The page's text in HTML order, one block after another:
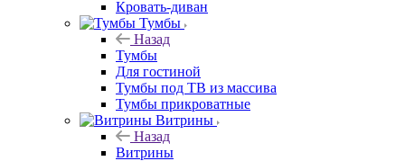
Кровать-диван
Тумбы
Назад
Тумбы
Для гостиной
Тумбы под ТВ из массива
Тумбы прикроватные
Витрины
Назад
Витрины